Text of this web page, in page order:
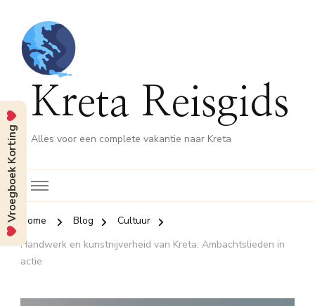
Kreta Reisgids
Alles voor een complete vakantie naar Kreta
Home Blog
Cultuur
Handwerk en kunstnijverheid van Kreta: Ambachtslieden in
actie
Vroegboek Korting